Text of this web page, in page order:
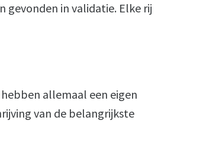
gevonden in validatie. Elke rij
allemaal een eigen
van de belangrijkste